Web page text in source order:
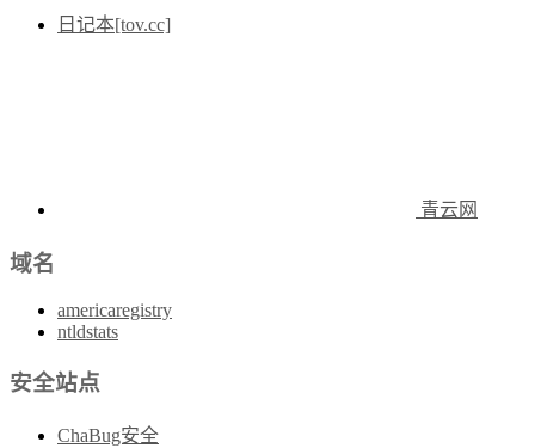
日记本[tov.cc]
青云网
域名
americaregistry
ntldstats
安全站点
ChaBug安全